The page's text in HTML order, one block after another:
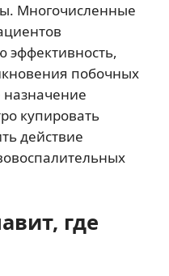
Многочисленные
эффективность,
побочных
купировать
действие
где